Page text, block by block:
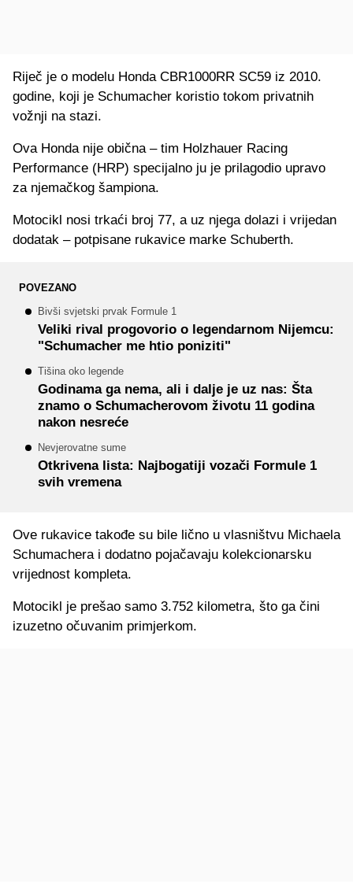
Riječ je o modelu Honda CBR1000RR SC59 iz 2010.
godine, koji je Schumacher koristio tokom privatnih
vožnji na stazi.
Ova Honda nije obična – tim Holzhauer Racing
Performance (HRP) specijalno ju je prilagodio upravo
za njemačkog šampiona.
Motocikl nosi trkaći broj 77, a uz njega dolazi i vrijedan
dodatak – potpisane rukavice marke Schuberth.
POVEZANO
Bivši svjetski prvak Formule 1
Veliki rival progovorio o legendarnom Nijemcu:
"Schumacher me htio poniziti"
Tišina oko legende
Godinama ga nema, ali i dalje je uz nas: Šta
znamo o Schumacherovom životu 11 godina
nakon nesreće
Nevjerovatne sume
Otkrivena lista: Najbogatiji vozači Formule 1
svih vremena
Ove rukavice takođe su bile lično u vlasništvu Michaela
Schumachera i dodatno pojačavaju kolekcionarsku
vrijednost kompleta.
Motocikl je prešao samo 3.752 kilometra, što ga čini
izuzetno očuvanim primjerkom.